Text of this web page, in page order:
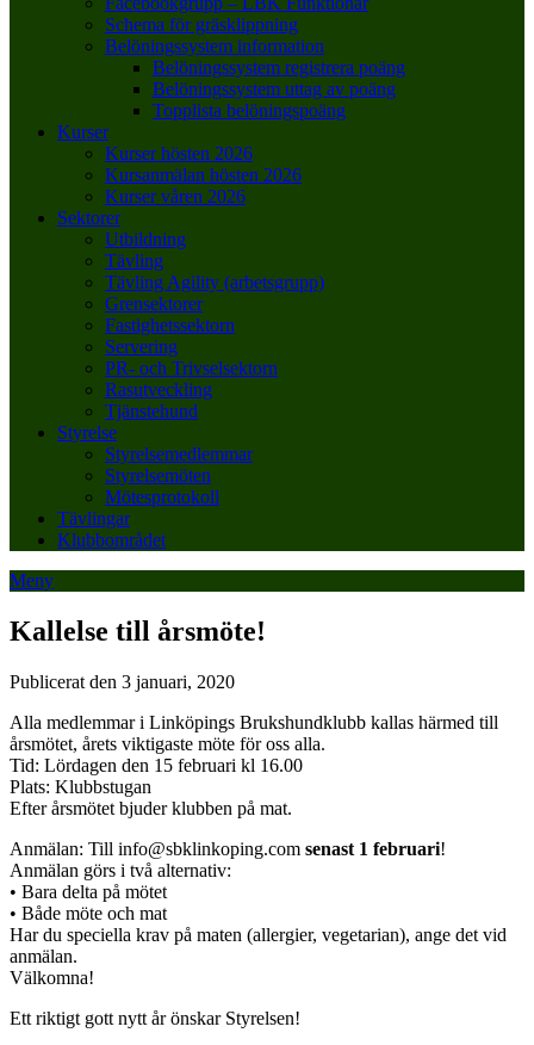
Schema för gräsklippning
Belöningssystem information
Belöningssystem registrera poäng
Belöningssystem uttag av poäng
Topplista belöningspoäng
Kurser
Kurser hösten 2026
Kursanmälan hösten 2026
Kurser våren 2026
Sektorer
Utbildning
Tävling
Tävling Agility (arbetsgrupp)
Grensektorer
Fastighetssektorn
Servering
PR- och Trivselsektorn
Rasutveckling
Tjänstehund
Styrelse
Styrelsemedlemmar
Styrelsemöten
Mötesprotokoll
Tävlingar
Klubbområdet
Meny
Kallelse till årsmöte!
Publicerat den 3 januari, 2020
Alla medlemmar i Linköpings Brukshundklubb kallas härmed till
årsmötet, årets viktigaste möte för oss alla.
Tid: Lördagen den 15 februari kl 16.00
Plats: Klubbstugan
Efter årsmötet bjuder klubben på mat.
Anmälan: Till info@sbklinkoping.com senast 1 februari!
Anmälan görs i två alternativ:
• Bara delta på mötet
• Både möte och mat
Har du speciella krav på maten (allergier, vegetarian), ange det vid
anmälan.
Välkomna!
Ett riktigt gott nytt år önskar Styrelsen!